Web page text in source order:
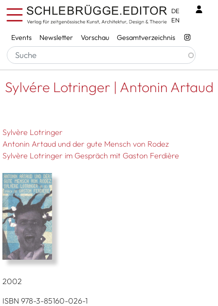
Direkt zum Inhalt
Services
Events Newsletter Vorschau Gesamtverzeichnis
DE
EN
Pfadnavigation
Startseite Sylvére Lotringer | Antonin Artaud
Sylvére Lotringer | Antonin Artaud
Sylvère Lotringer
Antonin Artaud und der gute Mensch von Rodez
Sylvère Lotringer im Gespräch mit Gaston Ferdière
2002
ISBN 978-3-85160-026-1